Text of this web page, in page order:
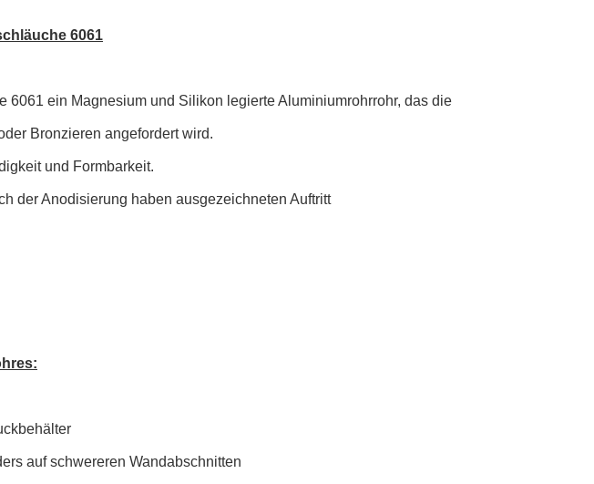
6061
6061 ein Magnesium und Silikon legierte Aluminiumrohrrohr, das die
Bronzieren angefordert wird.
und Formbarkeit.
der Anodisierung haben ausgezeichneten Auftritt
auf schwereren Wandabschnitten